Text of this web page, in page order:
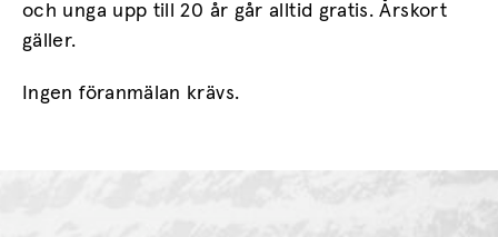
och unga upp till 20 år går alltid gratis. Årskort
gäller.
Ingen föranmälan krävs.